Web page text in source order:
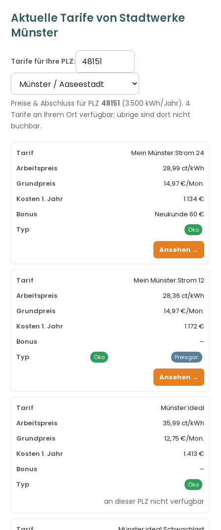
Aktuelle Tarife von Stadtwerke
Münster
Tarife für Ihre PLZ:
Preise & Abschluss für PLZ 48151 (3.500 kWh/Jahr). 4
Tarife an Ihrem Ort verfügbar; übrige sind dort nicht
buchbar.
Mein Münster:Strom 24
28,99 ct/kWh
14,97 €/Mon.
1.134 €
Neukunde 60 €
Öko
Ansehen →
Mein Münster:Strom 12
28,36 ct/kWh
14,97 €/Mon.
1.172 €
–
Öko Preisgar.
Ansehen →
Münster:ideal
35,99 ct/kWh
12,75 €/Mon.
1.413 €
–
Öko
an dieser PLZ nicht verfügbar